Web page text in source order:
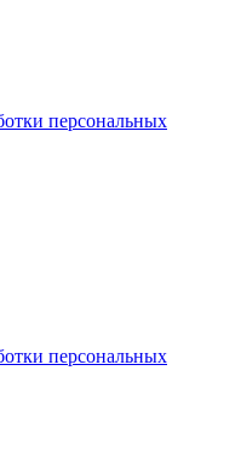
персональных
персональных